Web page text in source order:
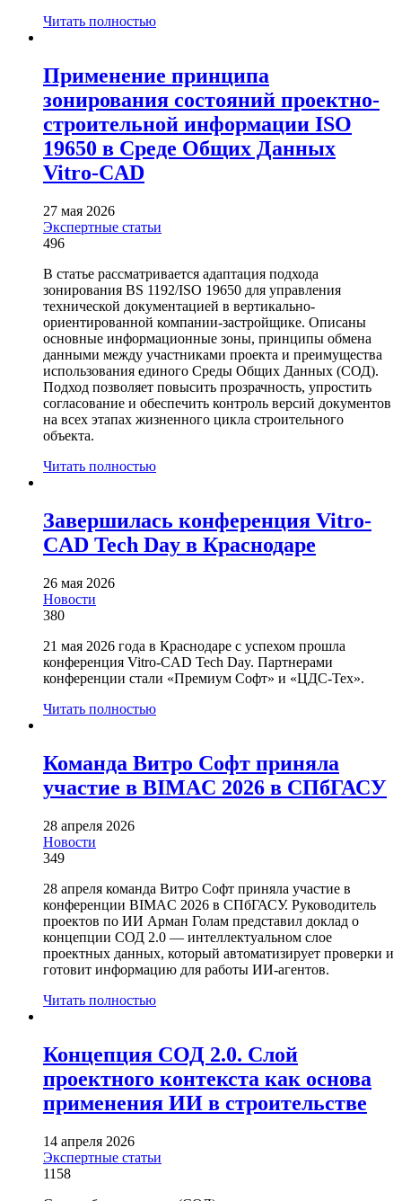
Читать полностью
Применение принципа
зонирования состояний проектно-
строительной информации ISO
19650 в Среде Общих Данных
Vitro-CAD
27 мая 2026
Экспертные статьи
496
В статье рассматривается адаптация подхода
зонирования BS 1192/ISO 19650 для управления
технической документацией в вертикально-
ориентированной компании-застройщике. Описаны
основные информационные зоны, принципы обмена
данными между участниками проекта и преимущества
использования единого Среды Общих Данных (СОД).
Подход позволяет повысить прозрачность, упростить
согласование и обеспечить контроль версий документов
на всех этапах жизненного цикла строительного
объекта.
Читать полностью
Завершилась конференция Vitro-
CAD Tech Day в Краснодаре
26 мая 2026
Новости
380
21 мая 2026 года в Краснодаре с успехом прошла
конференция Vitro-CAD Tech Day. Партнерами
конференции стали «Премиум Софт» и «ЦДС-Тех».
Читать полностью
Команда Витро Софт приняла
участие в BIMAC 2026 в СПбГАСУ
28 апреля 2026
Новости
349
28 апреля команда Витро Софт приняла участие в
конференции BIMAC 2026 в СПбГАСУ. Руководитель
проектов по ИИ Арман Голам представил доклад о
концепции СОД 2.0 — интеллектуальном слое
проектных данных, который автоматизирует проверки и
готовит информацию для работы ИИ-агентов.
Читать полностью
Концепция СОД 2.0. Слой
проектного контекста как основа
применения ИИ в строительстве
14 апреля 2026
Экспертные статьи
1158